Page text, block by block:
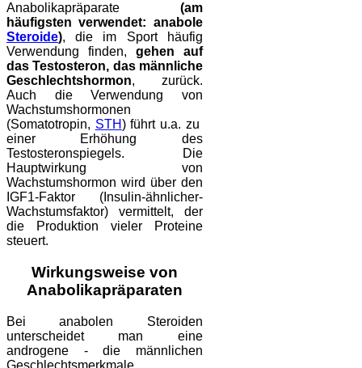
Anabolikapräparate (am
häufigsten verwendet: anabole
Steroide), die im Sport häufig
Verwendung finden, gehen auf
das Testosteron, das männliche
Geschlechtshormon, zurück.
Auch die Verwendung von
Wachstumshormonen
(Somatotropin, STH) führt u.a. zu
einer Erhöhung des
Testosteronspiegels. Die
Hauptwirkung von
Wachstumshormon wird über den
IGF1-Faktor (Insulin-ähnlicher-
Wachstumsfaktor) vermittelt, der
die Produktion vieler Proteine
steuert.
Wirkungsweise von
Anabolikapräparaten
Bei anabolen Steroiden
unterscheidet man eine
androgene - die männlichen
Geschlechtsmerkmale